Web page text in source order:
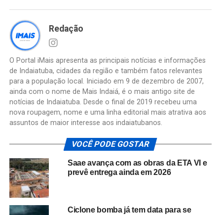
Redação
O Portal iMais apresenta as principais notícias e informações
de Indaiatuba, cidades da região e também fatos relevantes
para a população local. Iniciado em 9 de dezembro de 2007,
ainda com o nome de Mais Indaiá, é o mais antigo site de
notícias de Indaiatuba. Desde o final de 2019 recebeu uma
nova roupagem, nome e uma linha editorial mais atrativa aos
assuntos de maior interesse aos indaiatubanos.
VOCÊ PODE GOSTAR
Saae avança com as obras da ETA VI e
prevê entrega ainda em 2026
Ciclone bomba já tem data para se